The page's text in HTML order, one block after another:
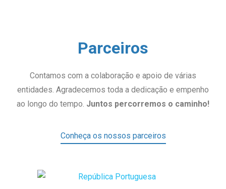
Parceiros
Contamos com a colaboração e apoio de várias
entidades. Agradecemos toda a dedicação e empenho
ao longo do tempo. Juntos percorremos o caminho!
Conheça os nossos parceiros